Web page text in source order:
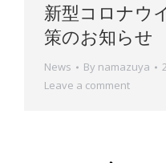
新型コロナウ
策のお知らせ
News By namazuya
Leave a comment